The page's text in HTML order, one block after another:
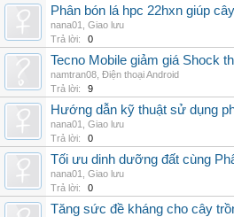
Phân bón lá hpc 22hxn giúp
nana01
Giao lưu
Trả lời:
0
Tecno Mobile giảm giá Shock
namtran08 Điện thoại Android
Trả lời:
9
Hướng dẫn kỹ thuật sử dụng
nana01
Giao lưu
Trả lời:
0
Tối ưu dinh dưỡng đất cùng
nana01
Giao lưu
Trả lời:
0
Tăng sức đề kháng cho cây